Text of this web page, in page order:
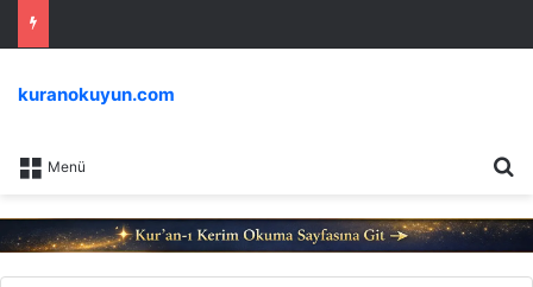
Menü
kuranokuyun.com